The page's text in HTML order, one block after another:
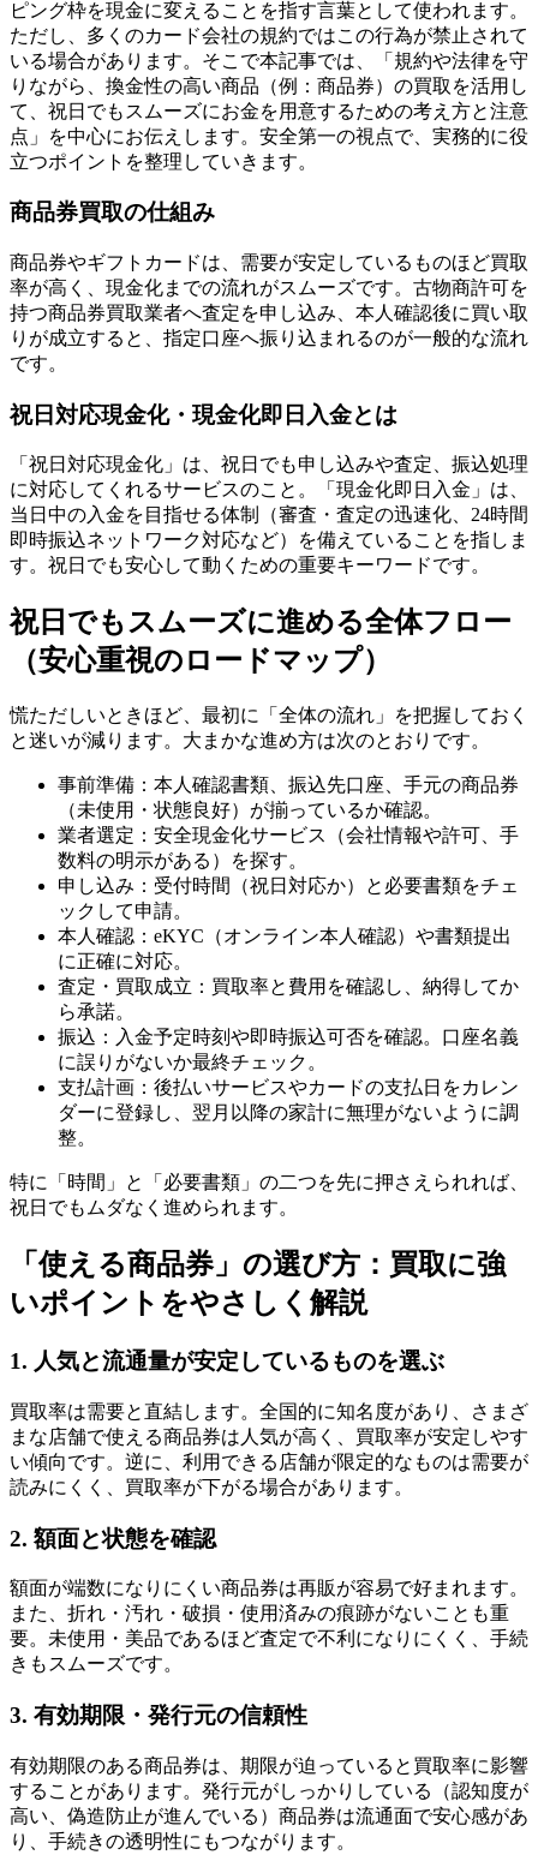
ピング枠を現金に変えることを指す言葉として使われます。
ただし、多くのカード会社の規約ではこの行為が禁止されて
いる場合があります。そこで本記事では、「規約や法律を守
りながら、換金性の高い商品（例：商品券）の買取を活用し
て、祝日でもスムーズにお金を用意するための考え方と注意
点」を中心にお伝えします。安全第一の視点で、実務的に役
立つポイントを整理していきます。
商品券買取の仕組み
商品券やギフトカードは、需要が安定しているものほど買取
率が高く、現金化までの流れがスムーズです。古物商許可を
持つ商品券買取業者へ査定を申し込み、本人確認後に買い取
りが成立すると、指定口座へ振り込まれるのが一般的な流れ
です。
祝日対応現金化・現金化即日入金とは
「祝日対応現金化」は、祝日でも申し込みや査定、振込処理
に対応してくれるサービスのこと。「現金化即日入金」は、
当日中の入金を目指せる体制（審査・査定の迅速化、24時間
即時振込ネットワーク対応など）を備えていることを指しま
す。祝日でも安心して動くための重要キーワードです。
祝日でもスムーズに進める全体フロー
（安心重視のロードマップ）
慌ただしいときほど、最初に「全体の流れ」を把握しておく
と迷いが減ります。大まかな進め方は次のとおりです。
事前準備：本人確認書類、振込先口座、手元の商品券
（未使用・状態良好）が揃っているか確認。
業者選定：安全現金化サービス（会社情報や許可、手
数料の明示がある）を探す。
申し込み：受付時間（祝日対応か）と必要書類をチェ
ックして申請。
本人確認：eKYC（オンライン本人確認）や書類提出
に正確に対応。
査定・買取成立：買取率と費用を確認し、納得してか
ら承諾。
振込：入金予定時刻や即時振込可否を確認。口座名義
に誤りがないか最終チェック。
支払計画：後払いサービスやカードの支払日をカレン
ダーに登録し、翌月以降の家計に無理がないように調
整。
特に「時間」と「必要書類」の二つを先に押さえられれば、
祝日でもムダなく進められます。
「使える商品券」の選び方：買取に強
いポイントをやさしく解説
1. 人気と流通量が安定しているものを選ぶ
買取率は需要と直結します。全国的に知名度があり、さまざ
まな店舗で使える商品券は人気が高く、買取率が安定しやす
い傾向です。逆に、利用できる店舗が限定的なものは需要が
読みにくく、買取率が下がる場合があります。
2. 額面と状態を確認
額面が端数になりにくい商品券は再販が容易で好まれます。
また、折れ・汚れ・破損・使用済みの痕跡がないことも重
要。未使用・美品であるほど査定で不利になりにくく、手続
きもスムーズです。
3. 有効期限・発行元の信頼性
有効期限のある商品券は、期限が迫っていると買取率に影響
することがあります。発行元がしっかりしている（認知度が
高い、偽造防止が進んでいる）商品券は流通面で安心感があ
り、手続きの透明性にもつながります。